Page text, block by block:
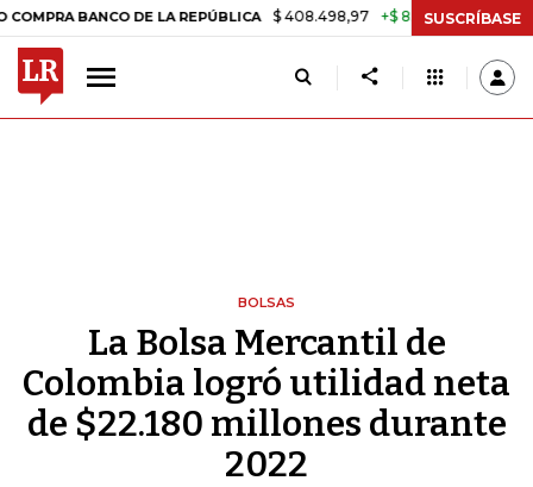
BANCO DE LA REPÚBLICA $ 408.498,97 +$ 8.753,81 +2,19%
SUSCRÍBASE
BOLSAS
La Bolsa Mercantil de
Colombia logró utilidad neta
de $22.180 millones durante
2022